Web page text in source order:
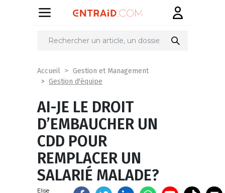
Partager
Accueil
Gestion et Management
Gestion d'équipe
AI-JE LE DROIT
D’EMBAUCHER UN
CDD POUR
REMPLACER UN
SALARIÉ MALADE?
Elise